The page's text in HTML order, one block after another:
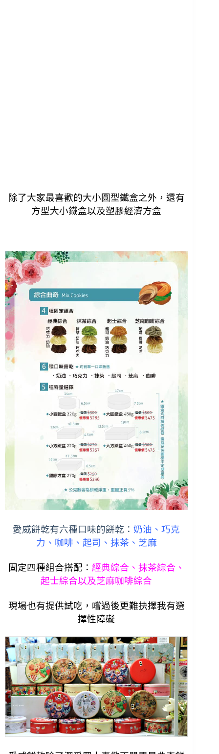
除了大家最喜歡的大小圓型鐵盒之外，還有
方型大小鐵盒以及塑膠經濟方盒
愛威餅乾有六種口味的餅乾：奶油、巧克
力、咖啡、起司、抹茶、芝麻
固定四種組合搭配： 經典綜合、抹茶綜合、
起士綜合以及芝麻咖啡綜合
現場也有提供試吃，嚐過後更難抉擇我有選
擇性障礙